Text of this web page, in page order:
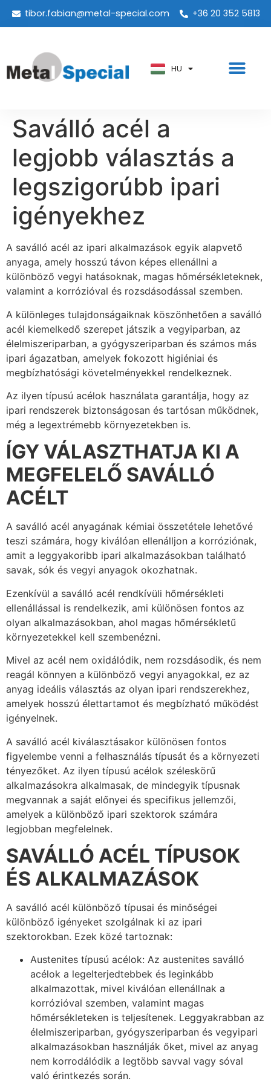
tibor.fabian@metal-special.com +36 20 352 5813
HU
PT
AR
Saválló acél a
legjobb választás a
legszigorúbb ipari
igényekhez
A saválló acél az ipari alkalmazások egyik alapvető
anyaga, amely hosszú távon képes ellenállni a
különböző vegyi hatásoknak, magas hőmérsékleteknek,
valamint a korrózióval és rozsdásodással szemben.
A különleges tulajdonságaiknak köszönhetően a saválló
acél kiemelkedő szerepet játszik a vegyiparban, az
élelmiszeriparban, a gyógyszeriparban és számos más
ipari ágazatban, amelyek fokozott higiéniai és
megbízhatósági követelményekkel rendelkeznek.
Az ilyen típusú acélok használata garantálja, hogy az
ipari rendszerek biztonságosan és tartósan működnek,
még a legextrémebb környezetekben is.
ÍGY VÁLASZTHATJA KI A
MEGFELELŐ SAVÁLLÓ
ACÉLT
A saválló acél anyagának kémiai összetétele lehetővé
teszi számára, hogy kiválóan ellenálljon a korróziónak,
amit a leggyakoribb ipari alkalmazásokban található
savak, sók és vegyi anyagok okozhatnak.
Ezenkívül a saválló acél rendkívüli hőmérsékleti
ellenállással is rendelkezik, ami különösen fontos az
olyan alkalmazásokban, ahol magas hőmérsékletű
környezetekkel kell szembenézni.
Mivel az acél nem oxidálódik, nem rozsdásodik, és nem
reagál könnyen a különböző vegyi anyagokkal, ez az
anyag ideális választás az olyan ipari rendszerekhez,
amelyek hosszú élettartamot és megbízható működést
igényelnek.
A saválló acél kiválasztásakor különösen fontos
figyelembe venni a felhasználás típusát és a környezeti
tényezőket. Az ilyen típusú acélok széleskörű
alkalmazásokra alkalmasak, de mindegyik típusnak
megvannak a saját előnyei és specifikus jellemzői,
amelyek a különböző ipari szektorok számára
legjobban megfelelnek.
SAVÁLLÓ ACÉL TÍPUSOK
ÉS ALKALMAZÁSOK
A saválló acél különböző típusai és minőségei
különböző igényeket szolgálnak ki az ipari
szektorokban. Ezek közé tartoznak:
Austenites típusú acélok: Az austenites saválló
acélok a legelterjedtebbek és leginkább
alkalmazottak, mivel kiválóan ellenállnak a
korrózióval szemben, valamint magas
hőmérsékleteken is teljesítenek. Leggyakrabban az
élelmiszeriparban, gyógyszeriparban és vegyipari
alkalmazásokban használják őket, mivel az anyag
nem korrodálódik a legtöbb savval vagy sóval
való érintkezés során.